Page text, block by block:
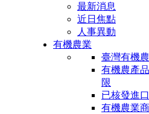
最新消息
近日焦點
人事異動
有機農業
臺灣有機
有機農產
限
已核發進
有機農業